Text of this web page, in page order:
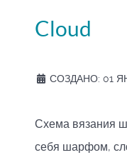
Cloud
СОЗДАНО: 01
Схема вязания
себя шарфом,